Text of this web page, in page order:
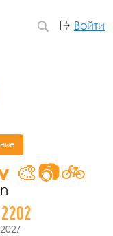
Войти
🎨📷🚲
2202